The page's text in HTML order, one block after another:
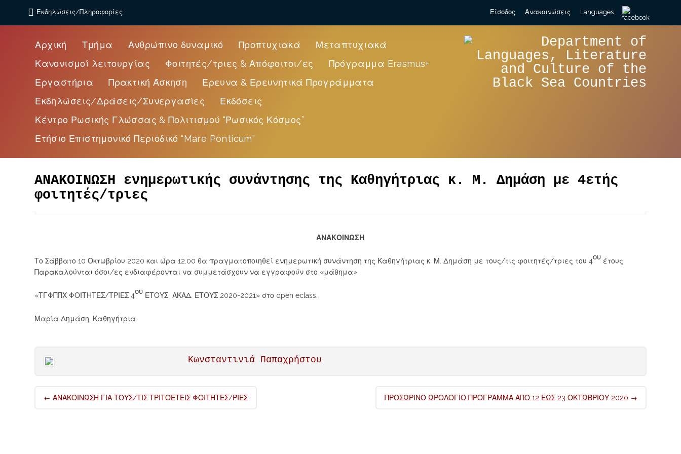
Εκδηλώσεις/Πληροφορίες Είσοδος Ανακοινώσεις Languages
for:
Αρχική Τμήμα Ανθρώπινο δυναμικό Προπτυχιακά
Μεταπτυχιακά
Κανονισμοί λειτουργίας
Φοιτητές/τριες & Απόφοιτοι/ες
Πρόγραμμα Erasmus+
Εργαστήρια
Πρακτική Άσκηση
Έρευνα & Ερευνητικά Προγράμματα
Εκδηλώσεις/Δράσεις/Συνεργασίες
Εκδόσεις
Κέντρο Ρωσικής Γλώσσας & Πολιτισμού “Ρωσικός Κόσμος”
Ετήσιο Επιστημονικό Περιοδικό “Mare Ponticum”
ΑΝΑΚΟΙΝΩΣΗ ενημερωτικής συνάντησης της Καθηγήτριας κ. Μ. Δημάση με 4ετής
φοιτητές/τριες
ΑΝΑΚΟΙΝΩΣΗ
Το Σάββατο 10 Οκτωβρίου 2020 και ώρα 12.00 θα πραγματοποιηθεί ενημερωτική συνάντηση της Καθηγήτριας κ. Μ. Δημάση με τους/τις φοιτητές/τριες του 4ου έτους.
Παρακαλούνται όσοι/ες ενδιαφέρονται να συμμετάσχουν να εγγραφούν στο «μάθημα»
«ΤΓΦΠΠΧ ΦΟΙΤΗΤΕΣ/ΤΡΙΕΣ 4ου ΕΤΟΥΣ ΑΚΑΔ. ΕΤΟΥΣ 2020-2021» στο open eclass.
Μαρία Δημάση, Καθηγήτρια
Κωνσταντινιά Παπαχρήστου
Post
← ΑΝΑΚΟΙΝΩΣΗ ΓΙΑ ΤΟΥΣ/ΤΙΣ ΤΡΙΤΟΕΤΕΙΣ ΦΟΙΤΗΤΕΣ/ΡΙΕΣ ΠΡΟΣΩΡΙΝΟ ΩΡΟΛΟΓΙΟ ΠΡΟΓΡΑΜΜΑ ΑΠΟ 12 ΕΩΣ 23 ΟΚΤΩΒΡΙΟΥ 2020 →